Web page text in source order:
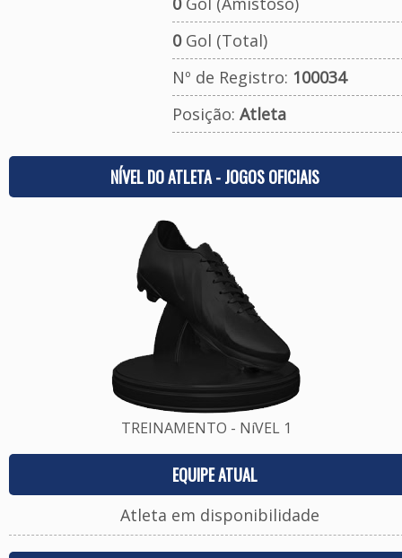
0Gol (Total)
Nº de Registro: 100034
Posição: Atleta
NÍVEL DO ATLETA - JOGOS OFICIAIS
TREINAMENTO - NíVEL 1
EQUIPE ATUAL
Atleta em disponibilidade